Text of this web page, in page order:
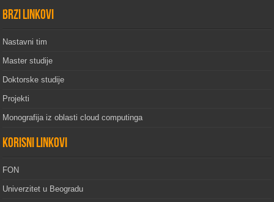
Brzi linkovi
Nastavni tim
Master studije
Doktorske studije
Projekti
Monografija iz oblasti cloud computinga
Korisni linkovi
FON
Univerzitet u Beogradu